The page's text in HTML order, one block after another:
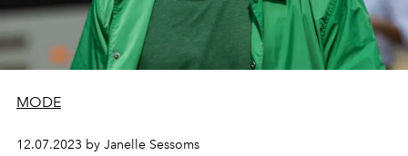
MODE
12.07.2023 by Janelle Sessoms